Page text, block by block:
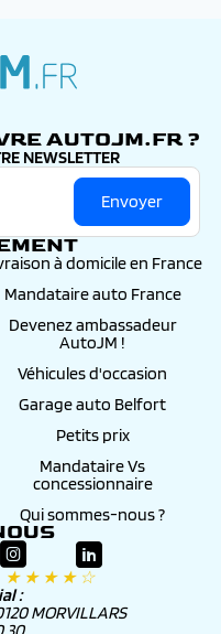
AUTOJM.FR ?
NEWSLETTER
Envoyer
à domicile en France
Mandataire auto France
Devenez ambassadeur
AutoJM !
Véhicules d'occasion
Garage auto Belfort
Petits prix
Mandataire Vs
concessionnaire
Qui sommes-nous ?
★ ★ ★ ★ ☆
:
MORVILLARS